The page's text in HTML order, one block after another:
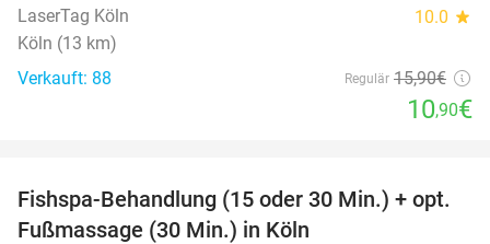
LaserTag Köln 10.0 star
Köln (13 km)
Verkauft: 88
Regulär 15,90€
10,90€
36%
Fishspa-Behandlung (15 oder 30 Min.) + opt.
Fußmassage (30 Min.) in Köln